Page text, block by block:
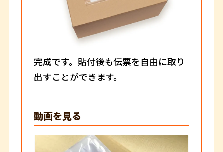
完成です。貼付後も伝票を自由に取り
出すことができます。
動画を見る